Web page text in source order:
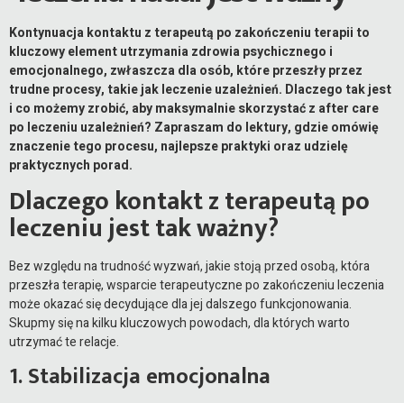
Kontynuacja kontaktu z terapeutą po zakończeniu terapii to
kluczowy element utrzymania zdrowia psychicznego i
emocjonalnego, zwłaszcza dla osób, które przeszły przez
trudne procesy, takie jak leczenie uzależnień. Dlaczego tak jest
i co możemy zrobić, aby maksymalnie skorzystać z after care
po leczeniu uzależnień? Zapraszam do lektury, gdzie omówię
znaczenie tego procesu, najlepsze praktyki oraz udzielę
praktycznych porad.
Dlaczego kontakt z terapeutą po
leczeniu jest tak ważny?
Bez względu na trudność wyzwań, jakie stoją przed osobą, która
przeszła terapię, wsparcie terapeutyczne po zakończeniu leczenia
może okazać się decydujące dla jej dalszego funkcjonowania.
Skupmy się na kilku kluczowych powodach, dla których warto
utrzymać te relacje.
1. Stabilizacja emocjonalna